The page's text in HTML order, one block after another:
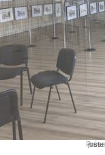
juste